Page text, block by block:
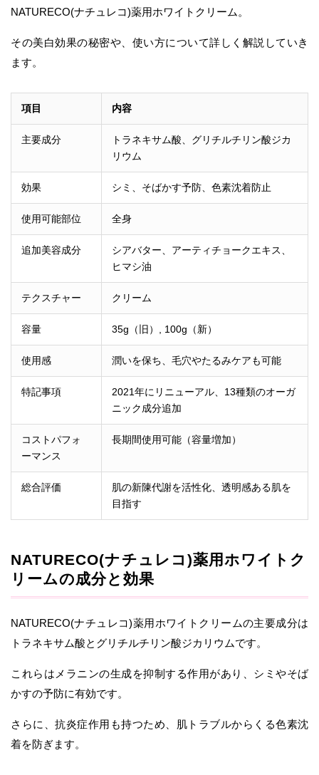
NATURECO(ナチュレコ)薬用ホワイトクリーム。
その美白効果の秘密や、使い方について詳しく解説していき
ます。
項目 内容
主要成分
トラネキサム酸、グリチルチリン酸ジカ
リウム
効果 シミ、そばかす予防、色素沈着防止
使用可能部位 全身
追加美容成分
シアバター、アーティチョークエキス、
ヒマシ油
テクスチャー クリーム
容量 35g（旧）, 100g（新）
使用感 潤いを保ち、毛穴やたるみケアも可能
特記事項
2021年にリニューアル、13種類のオーガ
ニック成分追加
コストパフォ
ーマンス
長期間使用可能（容量増加）
総合評価
肌の新陳代謝を活性化、透明感ある肌を
目指す
NATURECO(ナチュレコ)薬用ホワイトク
リームの成分と効果
NATURECO(ナチュレコ)薬用ホワイトクリームの主要成分は
トラネキサム酸とグリチルチリン酸ジカリウムです。
これらはメラニンの生成を抑制する作用があり、シミやそば
かすの予防に有効です。
さらに、抗炎症作用も持つため、肌トラブルからくる色素沈
着を防ぎます。